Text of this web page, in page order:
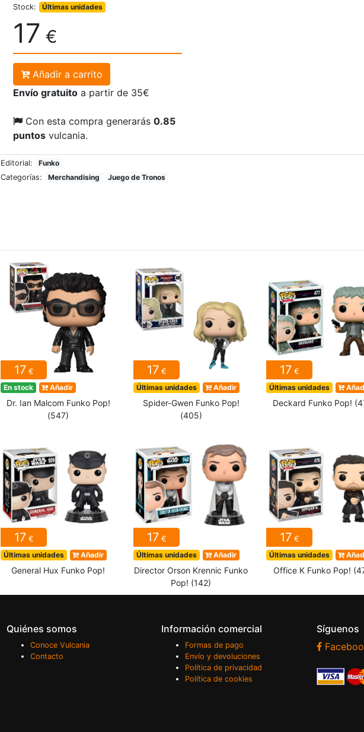
Stock: Últimas unidades
17 €
Añadir a carrito
Envío gratuito a partir de 35€
Con esta compra generarás 0.85
puntos vulcania.
Editorial:
Funko
Categorías:
Merchandising Juego de Tronos
17 €
En stock Añadir
Dr. Ian Malcom Funko Pop!
(547)
17 €
Últimas unidades Añadir
Spider-Gwen Funko Pop!
(405)
17 €
Últimas unidades
Deckard Funko Pop!
17 €
Últimas unidades Añadir
General Hux Funko Pop!
17 €
Últimas unidades Añadir
Director Orson Krennic Funko
Pop! (142)
17 €
Últimas unidades
Office K Funko Pop!
Quiénes somos
Conoce Vulcania
Contacto
Información comercial
Formas de pago
Envío y devoluciones
Política de privacidad
Política de cookies
Síguenos